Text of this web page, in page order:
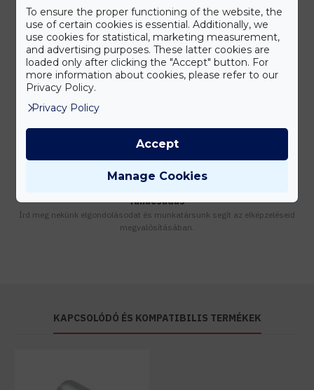
Kedvezmények
Vásárolj nagyobb mennyiségben és megadjuk a legjobb gyártói árakat.
Készleten lévő termékeinket akár 24 órán belül megkaphatod!
Tanácsadás
Írd meg nekünk elgondolásodat és munkatársunk segít az elképzeléseid
megvalósításában.
KAPCSOLÓDÓ ÉS KOMPATIBILIS TERMÉKEK
To ensure the proper functioning of the website, the
use of certain cookies is essential. Additionally, we
use cookies for statistical, marketing measurement,
and advertising purposes. These latter cookies are
loaded only after clicking the "Accept" button. For
more information about cookies, please refer to our
Privacy Policy.
Privacy Policy
Manage Cookies
Accept